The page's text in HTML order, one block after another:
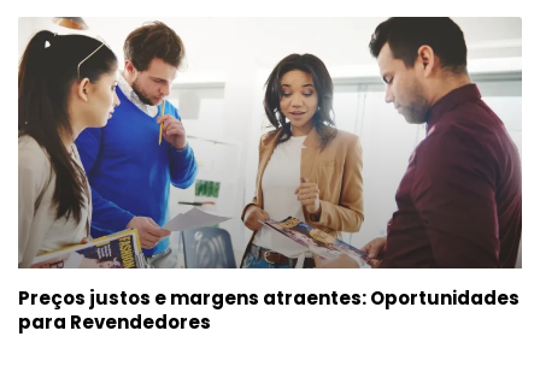
Preços justos e margens atraentes: Oportunidades
para Revendedores